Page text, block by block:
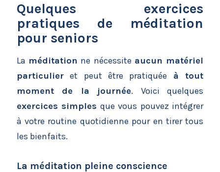
Quelques exercices
pratiques de méditation
pour seniors
La méditation ne nécessite aucun matériel
particulieret peut être pratiquée à tout
moment de la journée. Voici quelques
exercices simples que vous pouvez intégrer
à votre routine quotidienne pour en tirer tous
les bienfaits.
La méditation pleine conscience